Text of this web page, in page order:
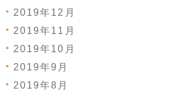
2019年12月
2019年11月
2019年10月
2019年9月
2019年8月